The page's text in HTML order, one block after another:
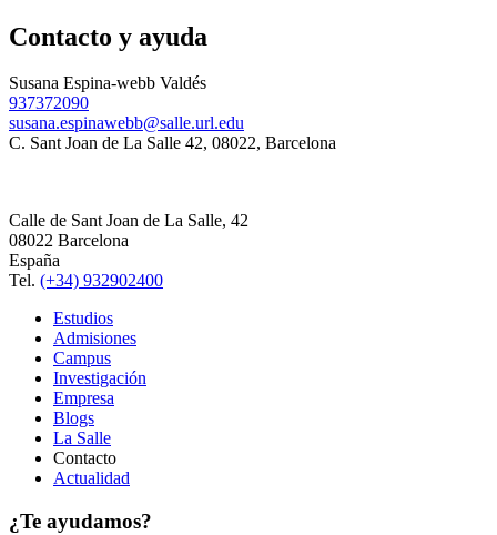
Contacto y ayuda
Susana Espina-webb Valdés
937372090
susana.espinawebb@salle.url.edu
C. Sant Joan de La Salle 42, 08022, Barcelona
Calle de Sant Joan de La Salle, 42
08022 Barcelona
España
Tel. (+34) 932902400
Estudios
Admisiones
Campus
Investigación
Empresa
Blogs
La Salle
Contacto
Actualidad
¿Te ayudamos?